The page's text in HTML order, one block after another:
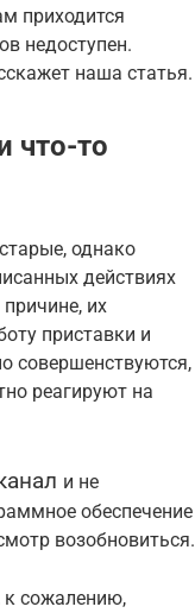
приходится
недоступен.
наша статья.
что-то
однако
действиях
их
приставки и
совершенствуются,
реагируют на
и не
обеспечение
возобновиться.
к сожалению,